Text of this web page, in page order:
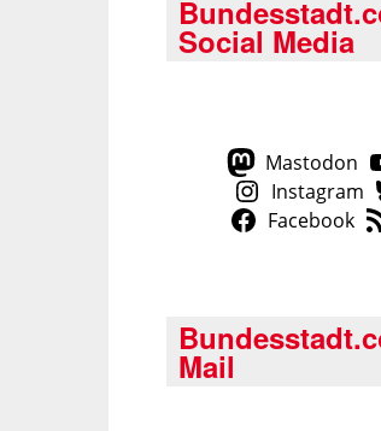
Social Media
Mastodon
Instagram
Facebook
Mail